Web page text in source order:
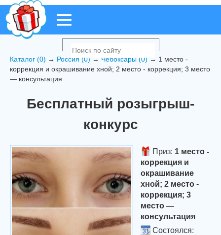
Каталог (0) → Россия (0) → Чебоксары (0) → 1 место -
коррекция и окрашивание хной; 2 место - коррекция; 3 место
— консультация
Бесплатный розыгрыш-
конкурс
Приз: 1 место -
коррекция и
окрашивание
хной; 2 место -
коррекция; 3
место —
консультация
Состоялся: